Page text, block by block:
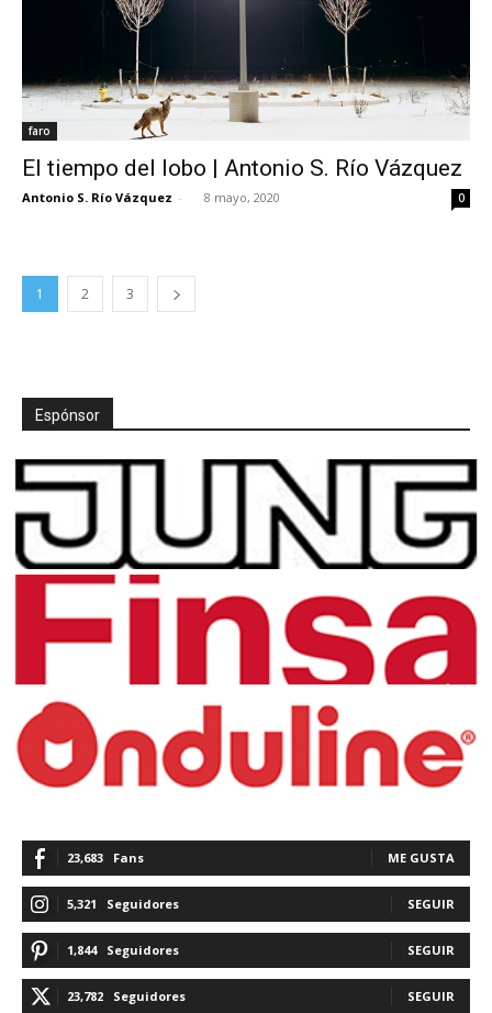
faro
El tiempo del lobo | Antonio S. Río Vázquez
Antonio S. Río Vázquez - 8 mayo, 2020 0
1 2 3
Espónsor
23,683 Fans ME GUSTA
5,321 Seguidores SEGUIR
1,844 Seguidores SEGUIR
23,782 Seguidores SEGUIR